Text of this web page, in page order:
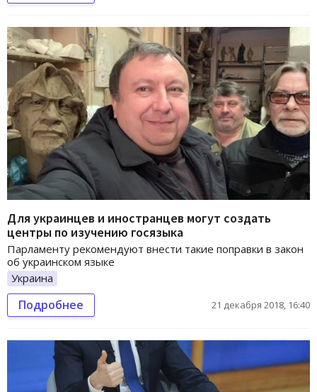
Для украинцев и иностранцев могут создать
центры по изучению госязыка
Парламенту рекомендуют внести такие поправки в закон
об украинском языке
Украина
Подробнее 21 декабря 2018, 16:40